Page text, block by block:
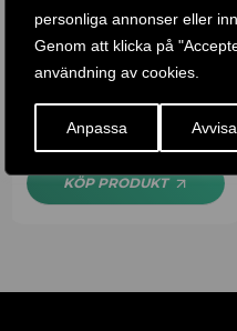
personliga annonser eller
Genom att klicka på
användning av cookies.
Anpassa
RODDMASKIN I EK MED
Betygsatt5.00
av 5
45 .990KR
KÖP PRODUKT